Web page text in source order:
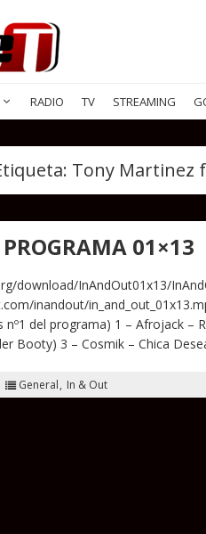
RADIO TV STREAMING
Tony Martinez
01×13
download/InAndOut01x13/
inandout/
nº1 del programa) 1 – Afrojack –
Booty) 3 – Cosmik – Chica
General In & Out